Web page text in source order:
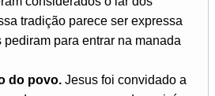
tradição parece ser expressa
para entrar na manada
do povo. Jesus foi convidado a